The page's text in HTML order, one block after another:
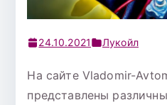
24.10.2021 Лукойл
На сайте Vladomir-
представлены